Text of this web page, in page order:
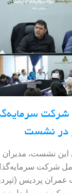
شرکت
در نشست
این نشست،
شرکت
عمران پردیس